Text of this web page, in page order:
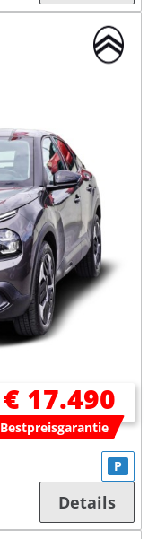
€ 17.490
Bestpreisgarantie
P
Details